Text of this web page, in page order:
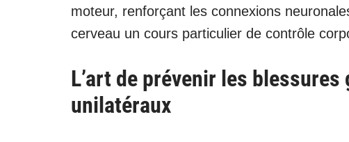
moteur, renforçant les connexions
cerveau un cours particulier de contrôle
L’art de prévenir les
unilatéraux